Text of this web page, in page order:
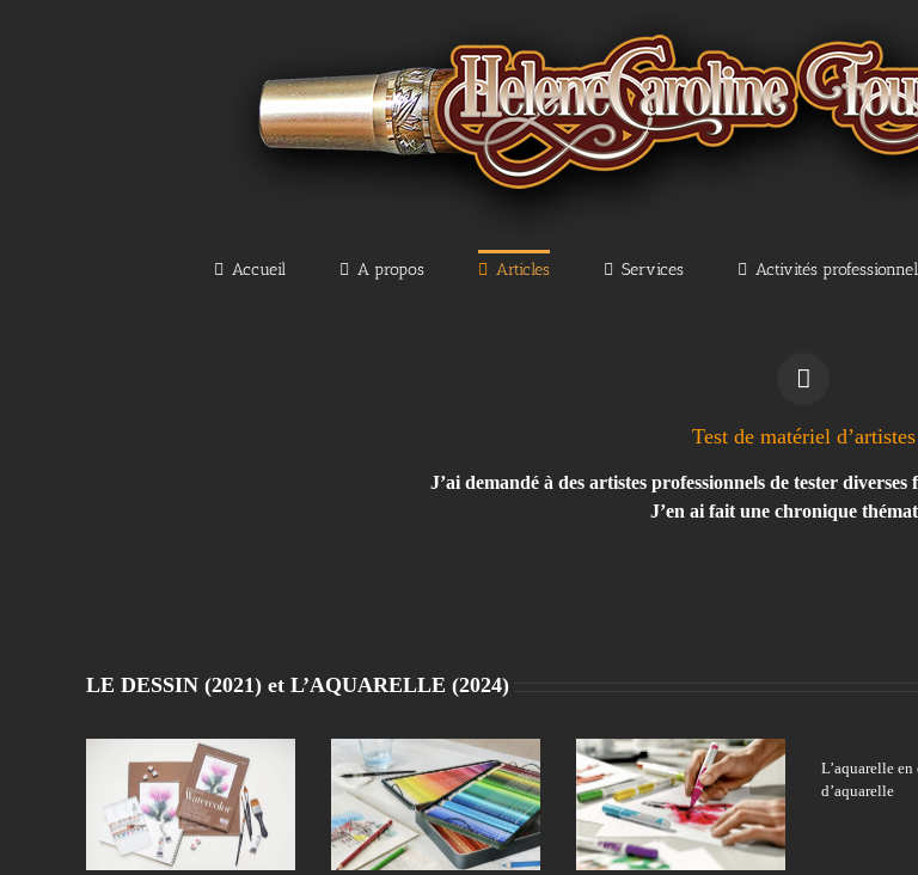
Accueil A propos Articles Services Activités
Test de matériel d’artistes
J’ai demandé à des artistes professionnels de tester
J’en ai fait une chronique
LE DESSIN (2021) et L’AQUARELLE (2024)
L’aquarelle
d’aquarelle